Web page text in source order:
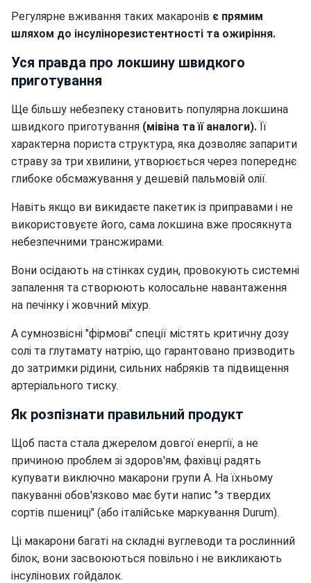
Регулярне вживання таких макаронів є прямим
шляхом до інсулінорезистентності та ожиріння.
Уся правда про локшину швидкого
приготування
Ще більшу небезпеку становить популярна локшина
швидкого приготування (мівіна та її аналоги). Її
характерна пориста структура, яка дозволяє запарити
страву за три хвилини, утворюється через попереднє
глибоке обсмажування у дешевій пальмовій олії.
Навіть якщо ви викидаєте пакетик із приправами і не
використовуєте його, сама локшина вже просякнута
небезпечними трансжирами.
Вони осідають на стінках судин, провокують системні
запалення та створюють колосальне навантаження
на печінку і жовчний міхур.
А сумнозвісні "фірмові" спеції містять критичну дозу
солі та глутамату натрію, що гарантовано призводить
до затримки рідини, сильних набряків та підвищення
артеріального тиску.
Як розпізнати правильний продукт
Щоб паста стала джерелом довгої енергії, а не
причиною проблем зі здоров'ям, фахівці радять
купувати виключно макарони групи А. На їхньому
пакуванні обов'язково має бути напис "з твердих
сортів пшениці" (або італійське маркування Durum).
Ці макарони багаті на складні вуглеводи та рослинний
білок, вони засвоюються повільно і не викликають
інсулінових гойдалок.